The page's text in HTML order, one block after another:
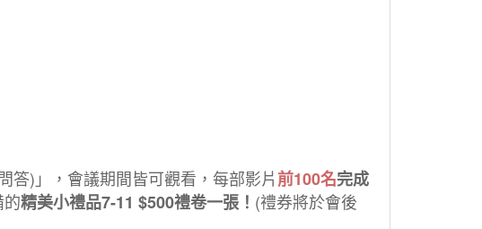
答)」，會議期間皆可觀看，每部影片前100名完成
精美小禮品7-11 $500禮卷一張！ (禮券將於會後